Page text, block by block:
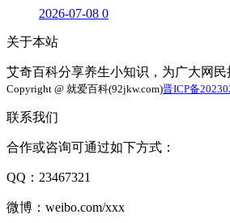
2026-07-08 0
关于本站
艾奇百科分享养生小知识，为广大网
Copyright @ 就爱百科(92jkw.com)晋ICP备
联系我们
合作或咨询可通过如下方式：
QQ：23467321
微博：weibo.com/xxx